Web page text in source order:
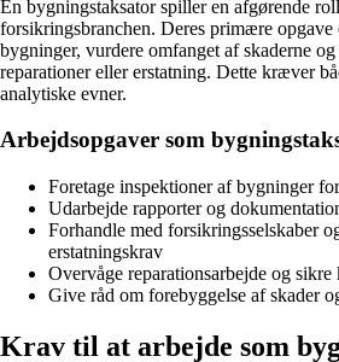
En bygningstaksator spiller en afgørende
forsikringsbranchen. Deres primære opgave
bygninger, vurdere omfanget af skaderne
reparationer eller erstatning. Dette kræver
analytiske evner.
Arbejdsopgaver som
Foretage inspektioner af bygninger
Udarbejde rapporter og
Forhandle med forsikringsselskaber
erstatningskrav
Overvåge reparationsarbejde og
Give råd om forebyggelse af skader
Krav til at arbejde som